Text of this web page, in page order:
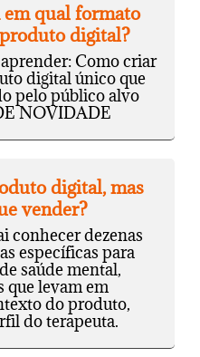
em qual formato
digital?
Como criar
digital único que
pelo público alvo
NOVIDADE
digital, mas
vender?
conhecer dezenas
específicas para
saúde mental,
que levam em
do produto,
do terapeuta.